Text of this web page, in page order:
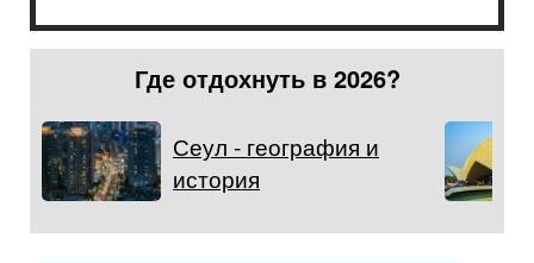
Где отдохнуть в 2026?
Сеул - география и
история